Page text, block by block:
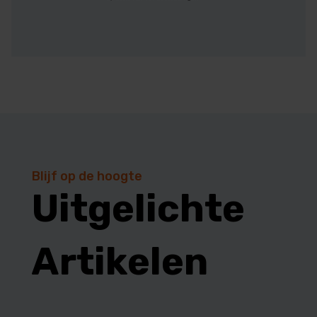
Blijf op de hoogte
Uitgelichte
Artikelen